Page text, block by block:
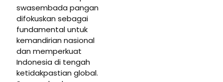
swasembada pangan
difokuskan sebagai
fundamental untuk
kemandirian nasional
dan memperkuat
Indonesia di tengah
ketidakpastian global.